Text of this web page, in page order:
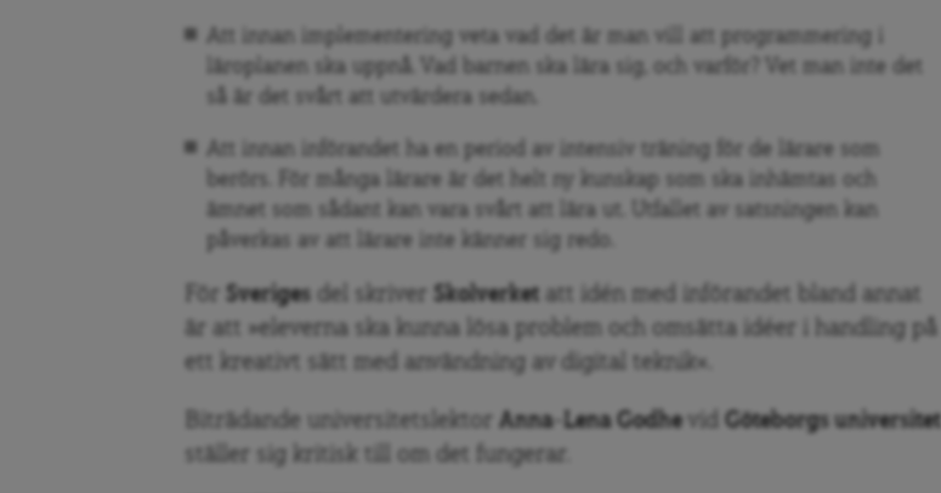
Att innan implementering veta vad det är man vill att programmering i
läroplanen ska uppnå. Vad barnen ska lära sig, och varför? Vet man inte det
så är det svårt att utvärdera sedan.
Att innan införandet ha en period av intensiv träning för de lärare som
berörs. För många lärare är det helt ny kunskap som ska inhämtas och
ämnet som sådant kan vara svårt att lära ut. Utfallet av satsningen kan
påverkas av att lärare inte känner sig redo.
För Sveriges del skriver Skolverket att idén med införandet bland annat
är att »eleverna ska kunna lösa problem och omsätta idéer i handling på
ett kreativt sätt med användning av digital teknik«.
Biträdande universitetslektor Anna-Lena Godhevid Göteborgs universitet
ställer sig kritisk till om det fungerar.